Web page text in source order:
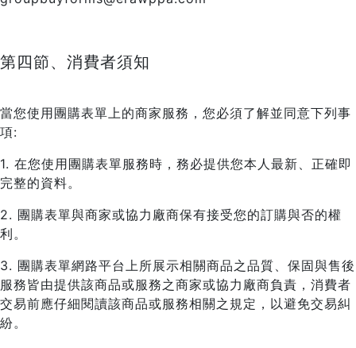
第四節、消費者須知
當您使用團購表單上的商家服務，您必須了解並同意下列事
項:
1. 在您使用團購表單服務時，務必提供您本人最新、正確即
完整的資料。
2. 團購表單與商家或協力廠商保有接受您的訂購與否的權
利。
3. 團購表單網路平台上所展示相關商品之品質、保固與售後
服務皆由提供該商品或服務之商家或協力廠商負責，消費者
交易前應仔細閱讀該商品或服務相關之規定，以避免交易糾
紛。